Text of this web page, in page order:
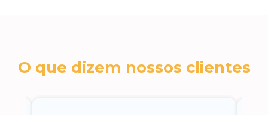
O que dizem nossos clientes